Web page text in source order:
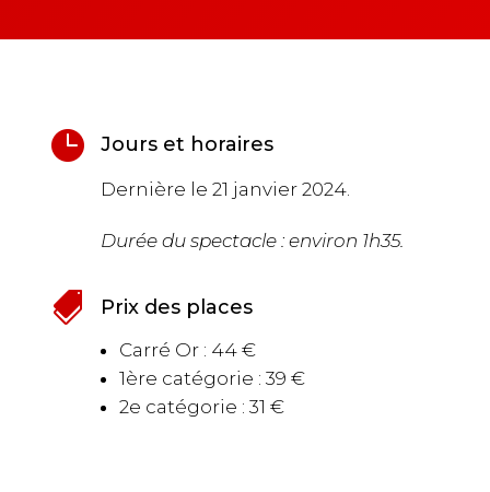
 Jours et horaires
Dernière le 21 janvier 2024.
Durée du spectacle : environ 1h35.
 Prix des places
Carré Or : 44 €
1ère catégorie : 39 €
2e catégorie : 31 €